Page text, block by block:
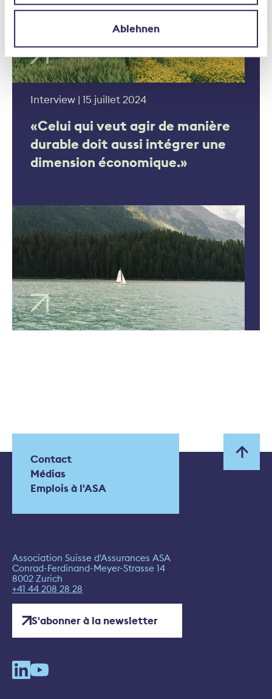
Ablehnen
Interview | 15 juillet 2024
«Celui qui veut agir de manière
durable doit aussi intégrer une
dimension économique.»
Contact
Médias
Emplois à l'ASA
Association Suisse d'Assurances ASA
Conrad-Ferdinand-Meyer-Strasse 14
8002 Zurich
+41 44 208 28 28
S'abonner à la newsletter